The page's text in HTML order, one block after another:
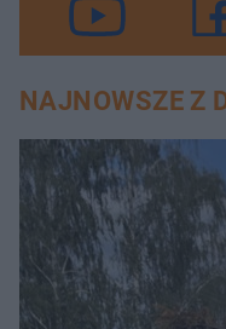
NAJNOWSZE Z